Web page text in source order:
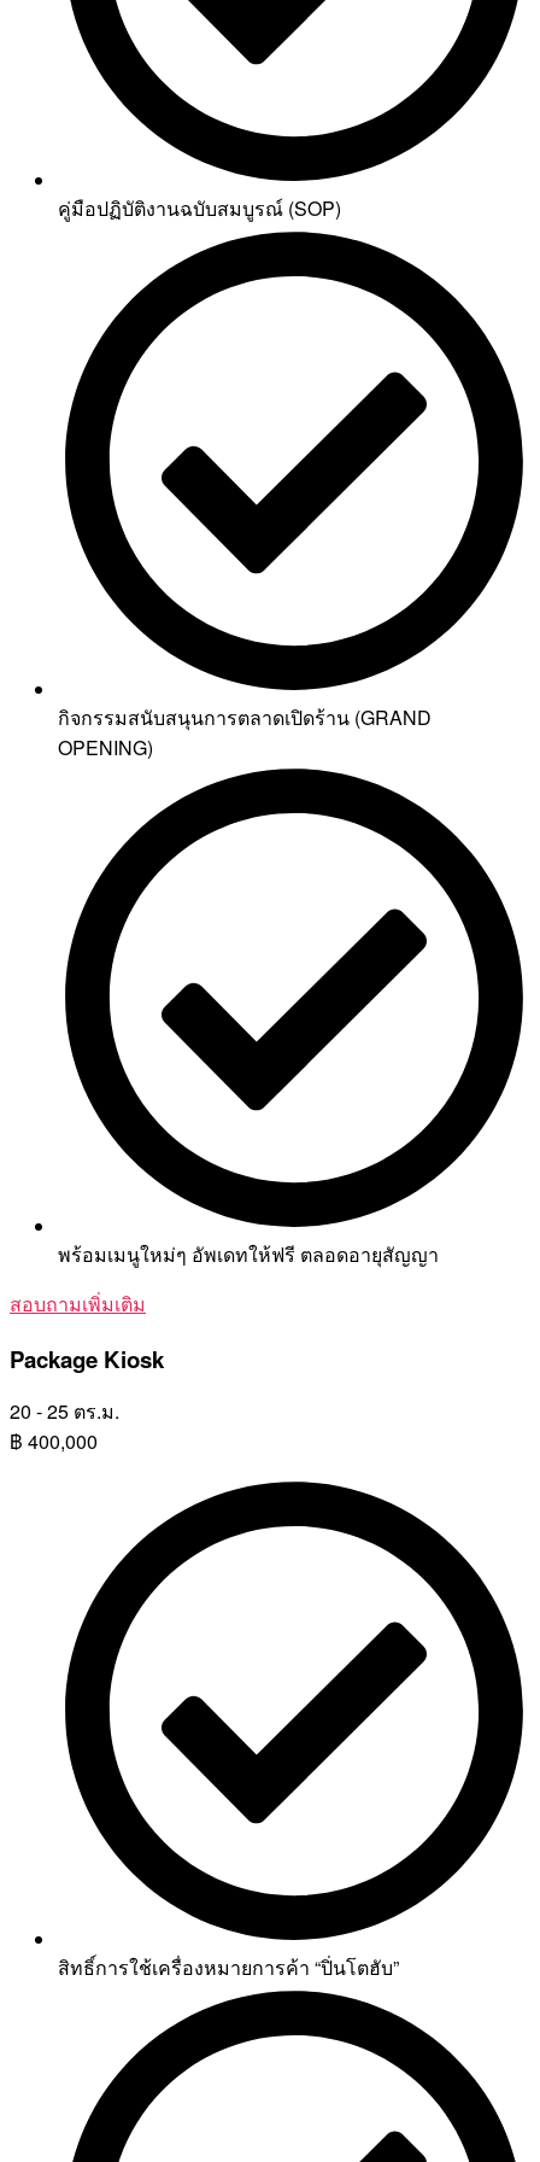
คู่มือปฏิบัติงานฉบับสมบูรณ์ (SOP)
กิจกรรมสนับสนุนการตลาดเปิดร้าน (GRAND
OPENING)
พร้อมเมนูใหม่ๆ อัพเดทให้ฟรี ตลอดอายุสัญญา
สอบถามเพิ่มเติม
Package Kiosk
20 - 25 ตร.ม.
฿ 400,000
สิทธิ์การใช้เครื่องหมายการค้า “ปิ่นโตฮับ”